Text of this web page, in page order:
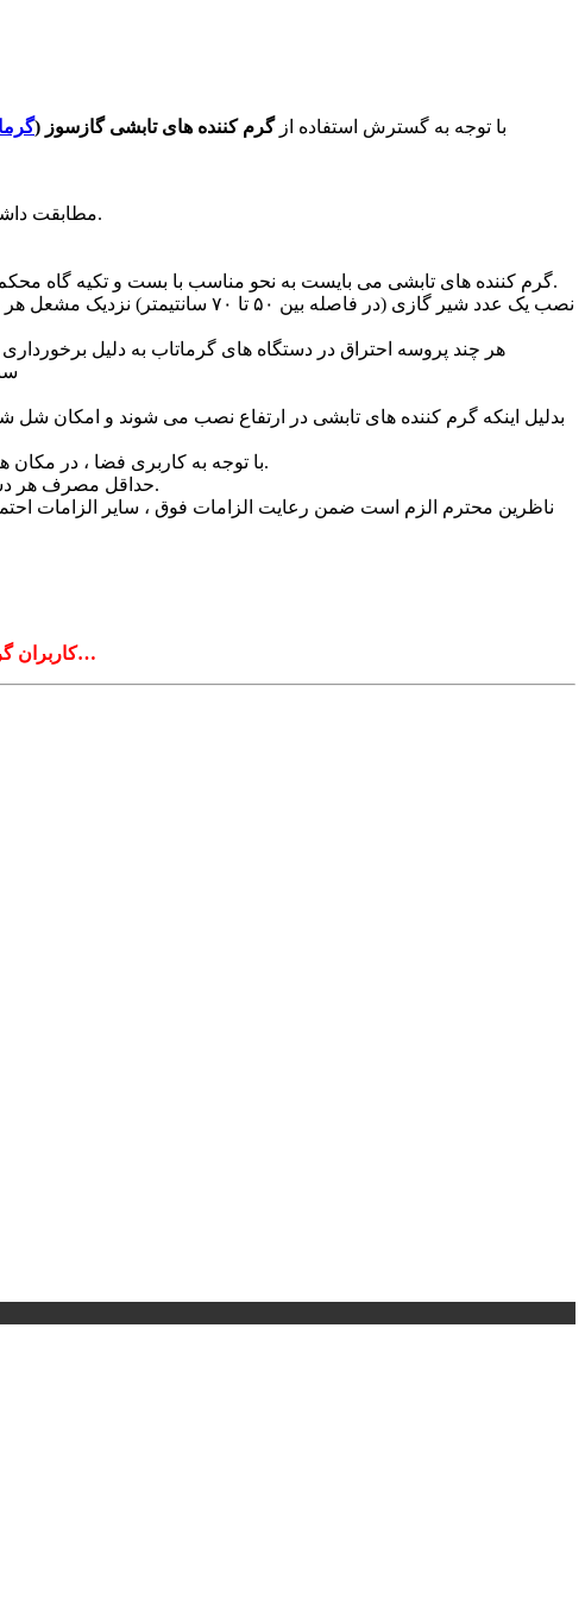
با توجه به گسترش استفاده ازگرم کننده های تابشی گازسوز (
مطابقت داشته باشند.
گرم کننده های تابشی می بایست به نحو مناسب با بست و تکیه گاه محکم شده و در صورت نیاز (در سالن های ورزشی) به حفاظ مناسب جهت جلوگیری از برخورد اجسام (مانند توپ و …) مجهز باشند.
هر چند پروسه احتراق در دستگاه های گرماتاب به دلیل
بدلیل اینکه گرم کننده های تابشی در ارتفاع نصب می شوند و امکان
با توجه به کاربری فضا ، در مکاندر ارتفاع مناسبی از کف توصیه می گردد.
حداقل مصرف هرنصب شده، از روی کاتالوگ آن تعیین و در نقشه به عنوان مشعل دستگاه گرماتاب در جدول ، درج شود.
ناظرین محترم الزم است ضمن رعایت الزامات فوق ، سایر الزامات
کاربران گرامی برای دریافت کامل فایل « دستورالعمل بازرسی لوله کشی گاز گرم کننده های تابشی(گرماتاب) » به بخش دانلود مراجعه نمایید…